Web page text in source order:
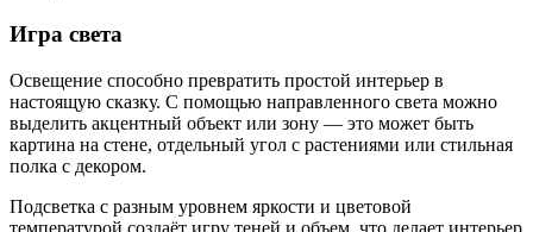
Игра света
Освещение способно превратить простой интерьер в
настоящую сказку. С помощью направленного света можно
выделить акцентный объект или зону — это может быть
картина на стене, отдельный угол с растениями или стильная
полка с декором.
Подсветка с разным уровнем яркости и цветовой
температурой создаёт игру теней и объем, что делает интерьер